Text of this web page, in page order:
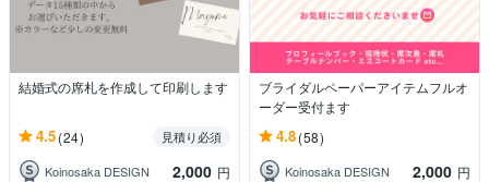
結婚式の席札を作成して印刷します
4.5(24)
見積り必須
Koinosaka DESIGN
2,000 円
ブライダルペーパーアイテムフルオ
ーダー受付ます
4.8(58)
Koinosaka DESIGN 2,000 円